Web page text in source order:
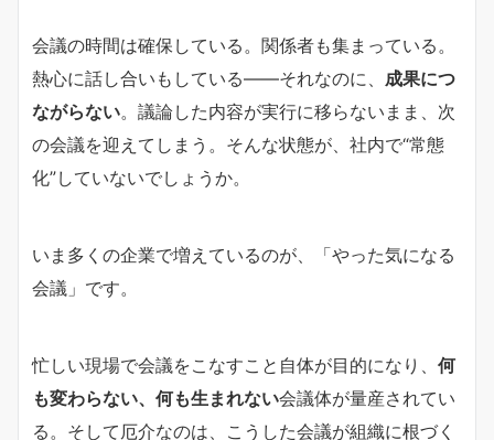
会議の時間は確保している。関係者も集まっている。
熱心に話し合いもしている――それなのに、 成果につ
ながらない。議論した内容が実行に移らないまま、次
の会議を迎えてしまう。そんな状態が、社内で“常態
化”していないでしょうか。
いま多くの企業で増えているのが、「やった気になる
会議」です。
忙しい現場で会議をこなすこと自体が目的になり、 何
も変わらない、何も生まれない会議体が量産されてい
る。そして厄介なのは、こうした会議が組織に根づく